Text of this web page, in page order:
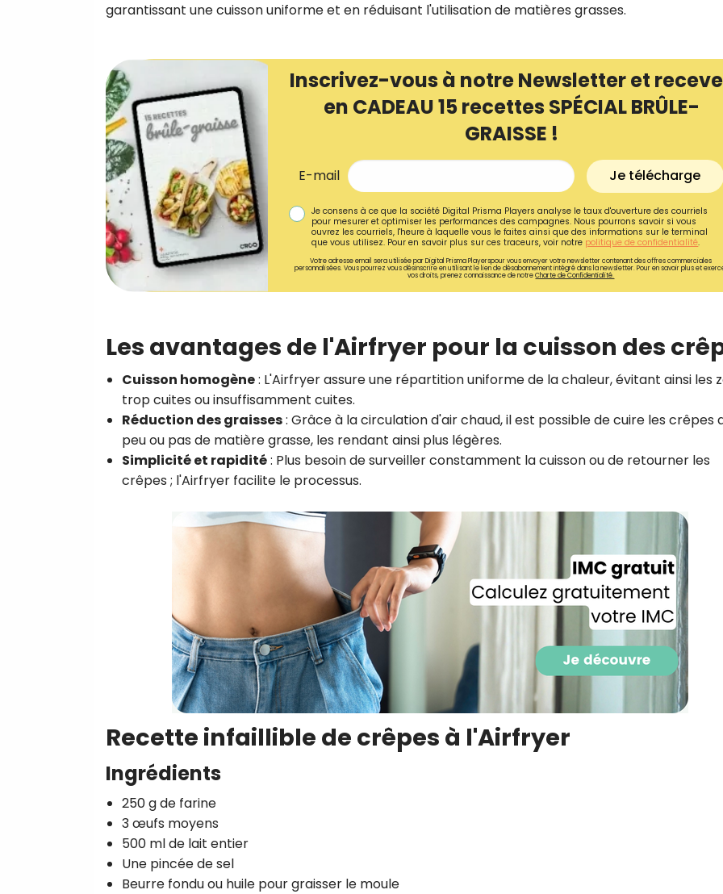
garantissant une cuisson uniforme et en réduisant l'utilisation de matières grasses.
Inscrivez-vous à notre Newsletter et
en CADEAU 15 recettes SPÉCIAL BRÛLE-
GRAISSE !
E-mail Je télécharge
Je consens à ce que la société Digital Prisma Players analyse le taux d'ouverture des courriels
pour mesurer et optimiser les performances des campagnes. Nous pourrons savoir si vous
ouvrez les courriels, l'heure à laquelle vous le faites ainsi que des informations sur le terminal
que vous utilisez. Pour en savoir plus sur ces traceurs, voir notre politique de confidentialité.
Votre adresse email sera utilisée par Digital Prisma Playerspour vous envoyer votre newsletter contenant des offres commerciales
personnalisées. Vous pourrez vous désinscrire en utilisant le lien de désabonnement intégré dans la newsletter. Pour en savoir plus et
vos droits, prenez connaissance de notreCharte de Confidentialité.
Les avantages de l'Airfryer pour la cuisson des
Cuisson homogène: L'Airfryer assure une répartition uniforme de la chaleur, évitant ainsi les
trop cuites ou insuffisamment cuites.
Réduction des graisses: Grâce à la circulation d'air chaud, il est possible de cuire les crêpes
peu ou pas de matière grasse, les rendant ainsi plus légères.
Simplicité et rapidité: Plus besoin de surveiller constamment la cuisson ou de retourner les
crêpes ; l'Airfryer facilite le processus.
Recette infaillible de crêpes à l'Airfryer
Ingrédients
250 g de farine
3 œufs moyens
500 ml de lait entier
Une pincée de sel
Beurre fondu ou huile pour graisser le moule
Recevez
!
Ainsi que la newsletter
Je consens à ce que la société
Prisma Players analyse le taux
des courriels pour mesurer et
performances des campagnes.
pourrons savoir si vous ouvrez les
l'heure à laquelle vous le faites
utilisez. Pour en savoir plus sur ces
voir notre